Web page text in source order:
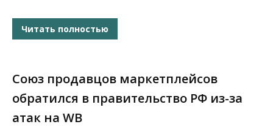
Читать полностью
Союз продавцов маркетплейсов
обратился в правительство РФ из-за
атак на WB